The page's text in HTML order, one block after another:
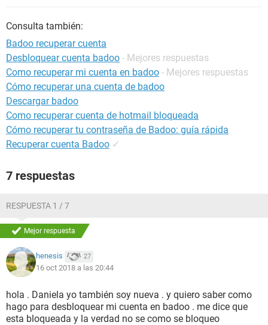
Consulta también:
Badoo recuperar cuenta
Desbloquear cuenta badoo - Mejores respuestas
Como recuperar mi cuenta en badoo - Mejores respuestas
Cómo recuperar una cuenta de badoo
Descargar badoo
Como recuperar cuenta de hotmail bloqueada
Cómo recuperar tu contraseña de Badoo: guía rápida
Recuperar cuenta Badoo ✓
7 respuestas
RESPUESTA 1 / 7
Mejor respuesta
henesis 27
16 oct 2018 a las 20:44
hola . Daniela yo también soy nueva . y quiero saber como
hago para desbloquear mi cuenta en badoo . me dice que
esta bloqueada y la verdad no se como se bloqueo